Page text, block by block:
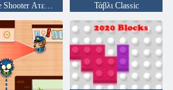
Bubble Shooter Ατελείωτες Τάβλι Classic